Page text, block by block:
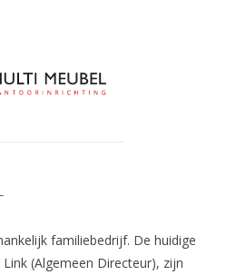
familiebedrijf. De huidige
(Algemeen Directeur), zijn